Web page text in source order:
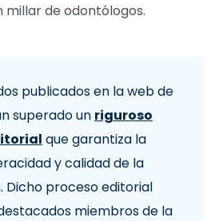
millar de odontólogos.
publicados en la web de
superado un riguroso
que garantiza la
y calidad de la
Dicho proceso editorial
miembros de la